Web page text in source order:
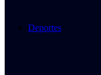
Deportes